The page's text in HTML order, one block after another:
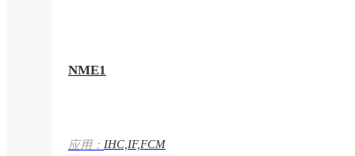
NME1
应用： IHC,IF,FCM